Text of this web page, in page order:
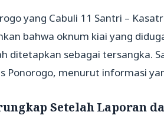
yang Cabuli 11 Santri –
bahwa oknum kiai yang
ditetapkan sebagai tersangka.
Ponorogo, menurut informasi
Setelah Laporan